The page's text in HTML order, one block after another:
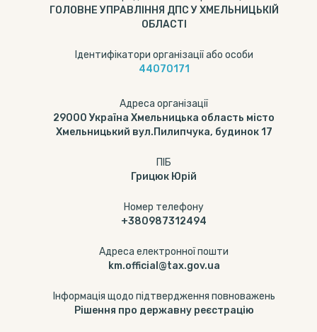
ГОЛОВНЕ УПРАВЛІННЯ ДПС У ХМЕЛЬНИЦЬКІЙ
ОБЛАСТІ
Ідентифікатори організації або особи
44070171
Адреса організації
29000 Україна Хмельницька область місто
Хмельницький вул.Пилипчука, будинок 17
ПІБ
Грицюк Юрій
Номер телефону
+380987312494
Адреса електронної пошти
km.official@tax.gov.ua
Інформація щодо підтвердження повноважень
Рішення про державну реєстрацію